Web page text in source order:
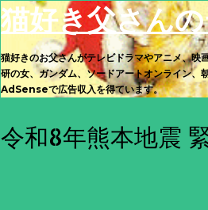
猫好き父さん
猫好きのお父さんがテレビドラマやアニメ、映
研の女、ガンダム、ソードアートオンライン
AdSenseで広告収入を得ています。
令和8年熊本地震